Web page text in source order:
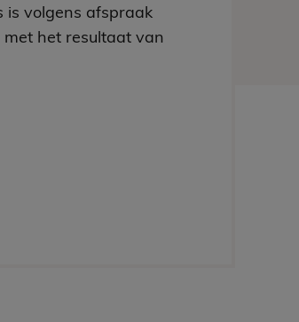
is volgens afspraak
het resultaat van